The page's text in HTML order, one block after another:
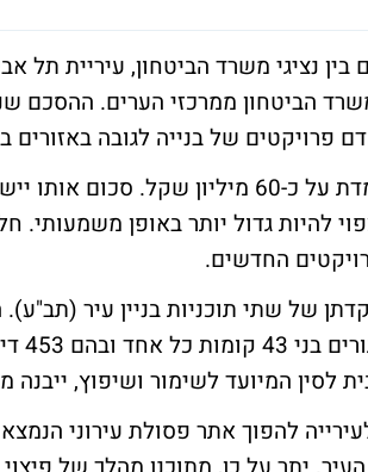
נציגי משרד הביטחון, עיריית תל
הביטחון ממרכזי הערים. ההסכם
פרויקטים של בנייה לגובה באזורים
עלות הסטת הקרניים עומדת על כ-60
להיות גדול יותר באופן משמעותי.
החדשים.
של שתי תוכניות בניין עיר (תב"ע).
לשימור ושיפוץ, ייבנה מגדל מגורים בן 27
להפוך אתר פסולת עירוני הנמצא